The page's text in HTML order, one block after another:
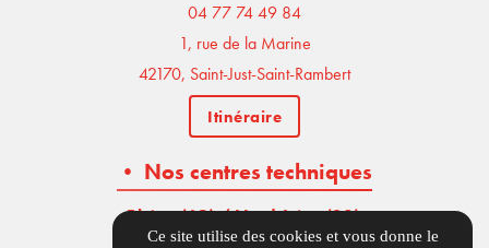
04 77 74 49 84
1, rue de la Marine
42170, Saint-Just-Saint-Rambert
Itinéraire
• Nos centres techniques
Rhône (69) / Nord-Isère (38),
Ce site utilise des cookies et vous donne le